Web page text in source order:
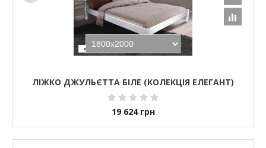
ЛІЖКО ДЖУЛЬЄТТА БІЛЕ (КОЛЕКЦІЯ ЕЛЕГАНТ)
19 624 грн